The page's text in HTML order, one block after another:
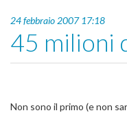
24 febbraio 2007 17:18
45 milioni
Non sono il primo (e non